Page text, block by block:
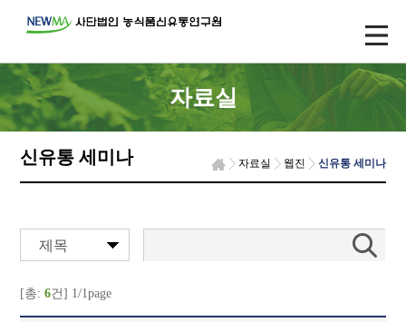
자료실
신유통 세미나 자료실 웹진 신유통 세미나
제목
[총:6건] 1/1page